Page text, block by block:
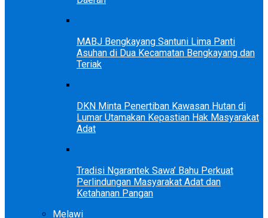
MABJ Bengkayang Santuni Lima Panti
Asuhan di Dua Kecamatan Bengkayang dan
Teriak
DKN Minta Penertiban Kawasan Hutan di
Lumar Utamakan Kepastian Hak Masyarakat
Adat
Tradisi Ngarantek Sawa’ Bahu Perkuat
Perlindungan Masyarakat Adat dan
Ketahanan Pangan
Melawi